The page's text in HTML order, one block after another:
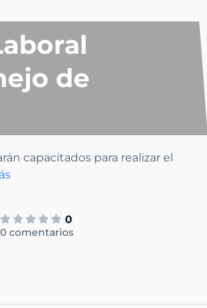
de
capacitados para realizar el
0
0 comentarios